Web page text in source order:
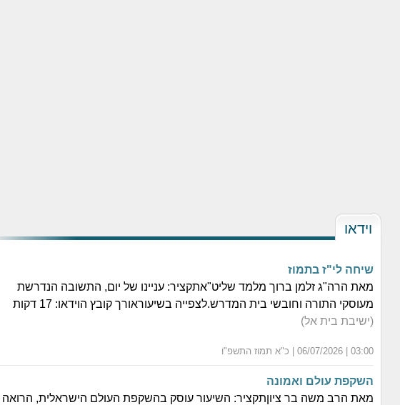
וידאו
שיחה לי"ז בתמוז
מאת הרה"ג זלמן ברוך מלמד שליט"אתקציר: עניינו של יום, התשובה הנדרשת
מעוסקי התורה וחובשי בית המדרש.לצפייה בשיעוראורך קובץ הוידאו: 17 דקות
(ישיבת בית אל)
03:00 | 06/07/2026 | כ"א תמוז התשפ"ו
השקפת עולם ואמונה
מאת הרב משה בר ציוןתקציר: השיעור עוסק בהשקפת העולם הישראלית, הרואה